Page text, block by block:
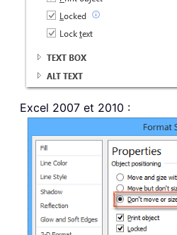
Excel 2007 et 2010 :